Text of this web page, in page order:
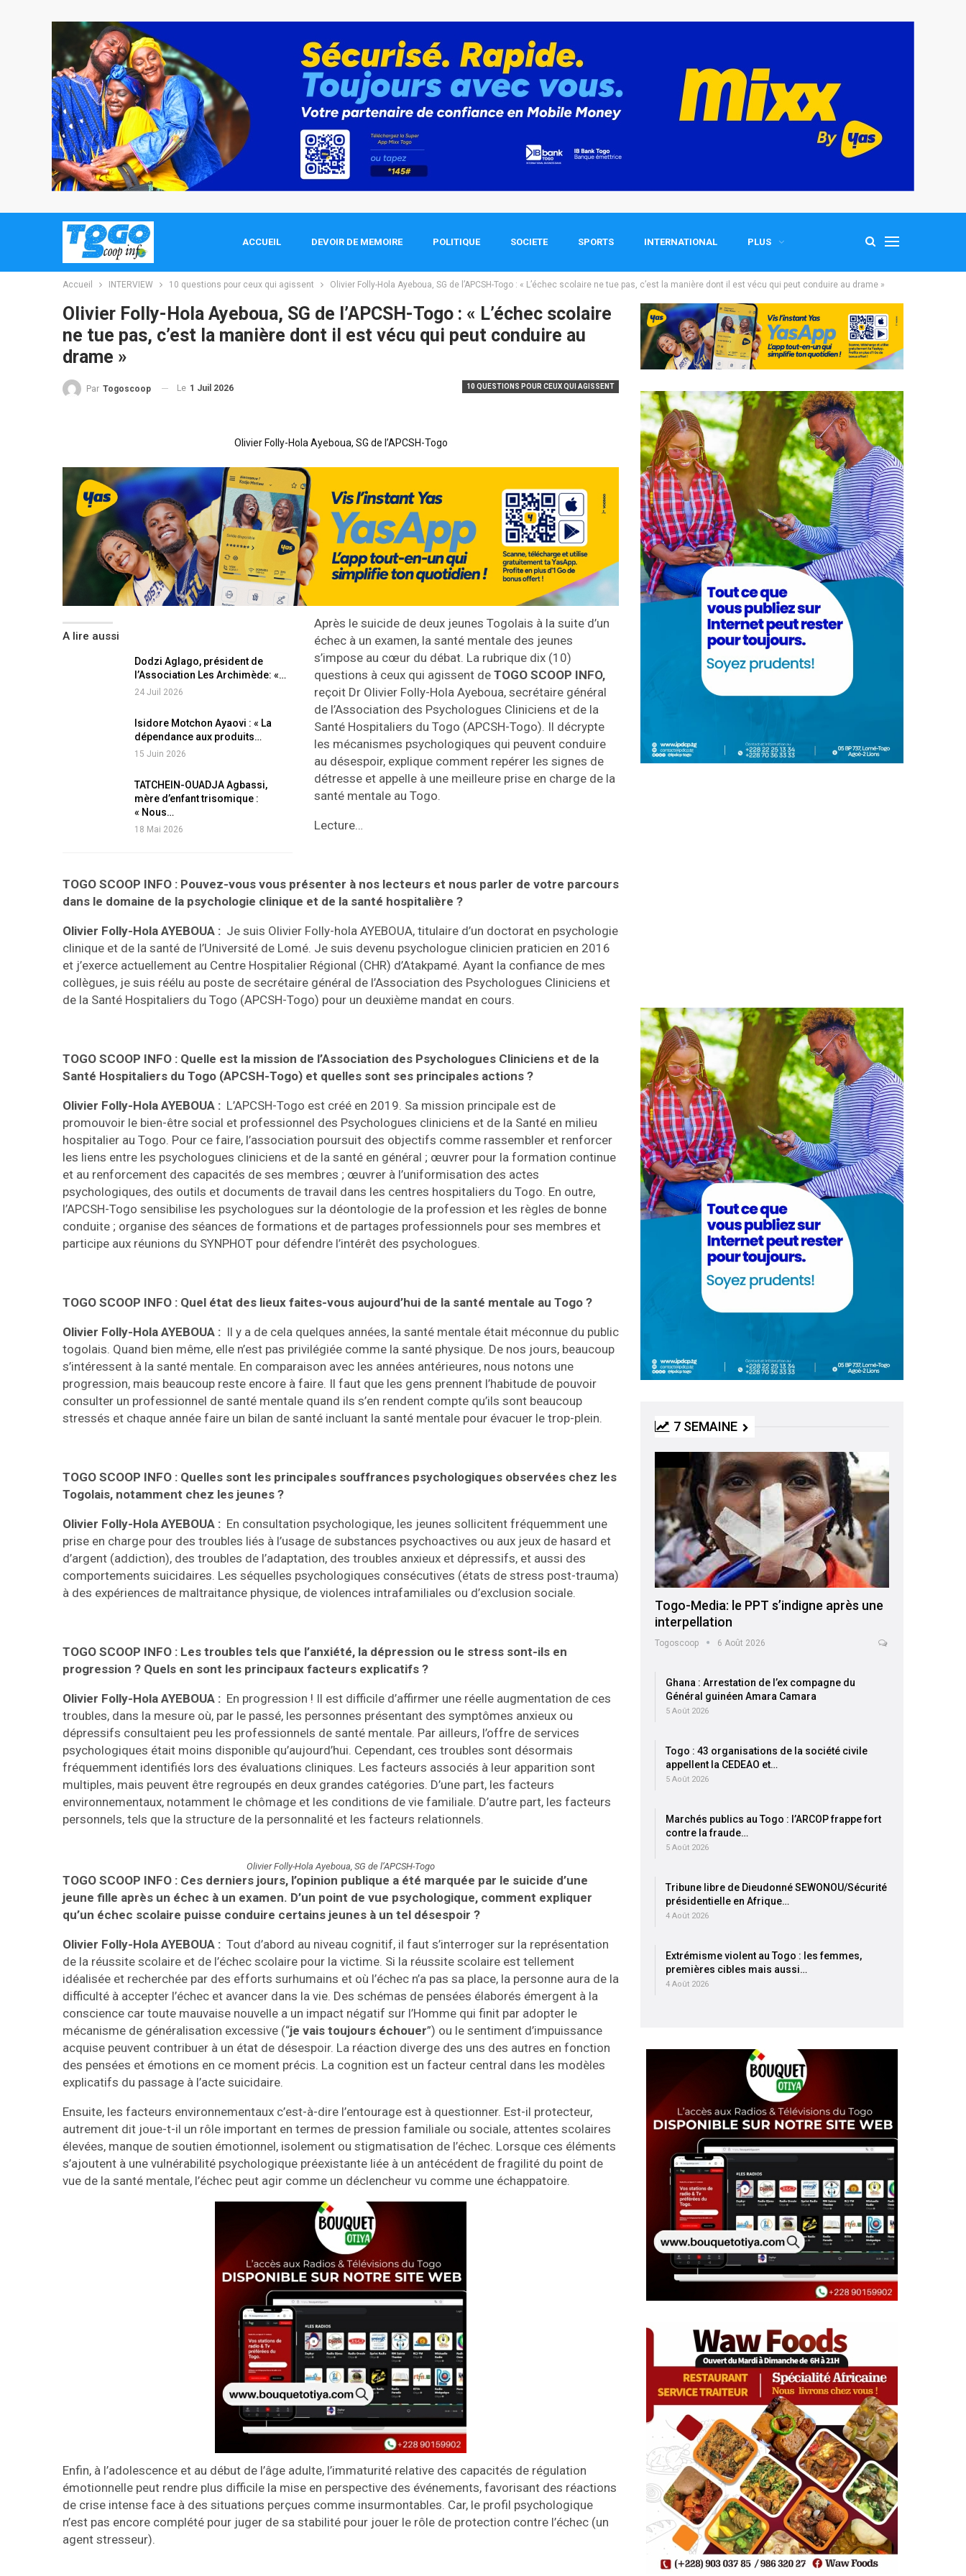
ACCUEIL DEVOIR DE MEMOIRE POLITIQUE SOCIETE SPORTS INTERNATIONAL PLUS
Accueil INTERVIEW 10 questions pour ceux qui agissent Olivier Folly-Hola Ayeboua, SG de l’APCSH-Togo : « L’échec scolaire ne tue pas, c’est la manière dont il est vécu qui peut conduire au drame »
Olivier Folly-Hola Ayeboua, SG de l’APCSH-Togo : « L’échec scolaire
ne tue pas, c’est la manière dont il est vécu qui peut conduire au
drame »
10 QUESTIONS POUR CEUX QUI AGISSENT
Par Togoscoop Le 1 Juil 2026
Olivier Folly-Hola Ayeboua, SG de l’APCSH-Togo
A lire aussi
Dodzi Aglago, président de
l’Association Les Archimède: «…
24 Juil 2026
Isidore Motchon Ayaovi : « La
dépendance aux produits…
15 Juin 2026
TATCHEIN-OUADJA Agbassi,
mère d’enfant trisomique :
« Nous…
18 Mai 2026
Après le suicide de deux jeunes Togolais à la suite d’un
échec à un examen, la santé mentale des jeunes
s’impose au cœur du débat. La rubrique dix (10)
questions à ceux qui agissent de TOGO SCOOP INFO,
reçoit Dr Olivier Folly-Hola Ayeboua, secrétaire général
de l’Association des Psychologues Cliniciens et de la
Santé Hospitaliers du Togo (APCSH-Togo). Il décrypte
les mécanismes psychologiques qui peuvent conduire
au désespoir, explique comment repérer les signes de
détresse et appelle à une meilleure prise en charge de la
santé mentale au Togo.
Lecture…
TOGO SCOOP INFO : Pouvez-vous vous présenter à nos lecteurs et nous parler de votre parcours
dans le domaine de la psychologie clinique et de la santé hospitalière ?
Olivier Folly-Hola AYEBOUA : Je suis Olivier Folly-hola AYEBOUA, titulaire d’un doctorat en psychologie
clinique et de la santé de l’Université de Lomé. Je suis devenu psychologue clinicien praticien en 2016
et j’exerce actuellement au Centre Hospitalier Régional (CHR) d’Atakpamé. Ayant la confiance de mes
collègues, je suis réélu au poste de secrétaire général de l’Association des Psychologues Cliniciens et
de la Santé Hospitaliers du Togo (APCSH-Togo) pour un deuxième mandat en cours.
TOGO SCOOP INFO : Quelle est la mission de l’Association des Psychologues Cliniciens et de la
Santé Hospitaliers du Togo (APCSH-Togo) et quelles sont ses principales actions ?
Olivier Folly-Hola AYEBOUA : L’APCSH-Togo est créé en 2019. Sa mission principale est de
promouvoir le bien-être social et professionnel des Psychologues cliniciens et de la Santé en milieu
hospitalier au Togo. Pour ce faire, l’association poursuit des objectifs comme rassembler et renforcer
les liens entre les psychologues cliniciens et de la santé en général ; œuvrer pour la formation continue
et au renforcement des capacités de ses membres ; œuvrer à l’uniformisation des actes
psychologiques, des outils et documents de travail dans les centres hospitaliers du Togo. En outre,
l’APCSH-Togo sensibilise les psychologues sur la déontologie de la profession et les règles de bonne
conduite ; organise des séances de formations et de partages professionnels pour ses membres et
participe aux réunions du SYNPHOT pour défendre l’intérêt des psychologues.
TOGO SCOOP INFO : Quel état des lieux faites-vous aujourd’hui de la santé mentale au Togo ?
Olivier Folly-Hola AYEBOUA : Il y a de cela quelques années, la santé mentale était méconnue du public
togolais. Quand bien même, elle n’est pas privilégiée comme la santé physique. De nos jours, beaucoup
s’intéressent à la santé mentale. En comparaison avec les années antérieures, nous notons une
progression, mais beaucoup reste encore à faire. Il faut que les gens prennent l’habitude de pouvoir
consulter un professionnel de santé mentale quand ils s’en rendent compte qu’ils sont beaucoup
stressés et chaque année faire un bilan de santé incluant la santé mentale pour évacuer le trop-plein.
TOGO SCOOP INFO : Quelles sont les principales souffrances psychologiques observées chez les
Togolais, notamment chez les jeunes ?
Olivier Folly-Hola AYEBOUA : En consultation psychologique, les jeunes sollicitent fréquemment une
prise en charge pour des troubles liés à l’usage de substances psychoactives ou aux jeux de hasard et
d’argent (addiction), des troubles de l’adaptation, des troubles anxieux et dépressifs, et aussi des
comportements suicidaires. Les séquelles psychologiques consécutives (états de stress post-trauma)
à des expériences de maltraitance physique, de violences intrafamiliales ou d’exclusion sociale.
TOGO SCOOP INFO : Les troubles tels que l’anxiété, la dépression ou le stress sont-ils en
progression ? Quels en sont les principaux facteurs explicatifs ?
Olivier Folly-Hola AYEBOUA : En progression ! Il est difficile d’affirmer une réelle augmentation de ces
troubles, dans la mesure où, par le passé, les personnes présentant des symptômes anxieux ou
dépressifs consultaient peu les professionnels de santé mentale. Par ailleurs, l’offre de services
psychologiques était moins disponible qu’aujourd’hui. Cependant, ces troubles sont désormais
fréquemment identifiés lors des évaluations cliniques. Les facteurs associés à leur apparition sont
multiples, mais peuvent être regroupés en deux grandes catégories. D’une part, les facteurs
environnementaux, notamment le chômage et les conditions de vie familiale. D’autre part, les facteurs
personnels, tels que la structure de la personnalité et les facteurs relationnels.
Olivier Folly-Hola Ayeboua, SG de l’APCSH-Togo
TOGO SCOOP INFO : Ces derniers jours, l’opinion publique a été marquée par le suicide d’une
jeune fille après un échec à un examen. D’un point de vue psychologique, comment expliquer
qu’un échec scolaire puisse conduire certains jeunes à un tel désespoir ?
Olivier Folly-Hola AYEBOUA : Tout d’abord au niveau cognitif, il faut s’interroger sur la représentation
de la réussite scolaire et de l’échec scolaire pour la victime. Si la réussite scolaire est tellement
idéalisée et recherchée par des efforts surhumains et où l’échec n’a pas sa place, la personne aura de la
difficulté à accepter l’échec et avancer dans la vie. Des schémas de pensées élaborés émergent à la
conscience car toute mauvaise nouvelle a un impact négatif sur l’Homme qui finit par adopter le
mécanisme de généralisation excessive (“je vais toujours échouer”) ou le sentiment d’impuissance
acquise peuvent contribuer à un état de désespoir. La réaction diverge des uns des autres en fonction
des pensées et émotions en ce moment précis. La cognition est un facteur central dans les modèles
explicatifs du passage à l’acte suicidaire.
Ensuite, les facteurs environnementaux c’est-à-dire l’entourage est à questionner. Est-il protecteur,
autrement dit joue-t-il un rôle important en termes de pression familiale ou sociale, attentes scolaires
élevées, manque de soutien émotionnel, isolement ou stigmatisation de l’échec. Lorsque ces éléments
s’ajoutent à une vulnérabilité psychologique préexistante liée à un antécédent de fragilité du point de
vue de la santé mentale, l’échec peut agir comme un déclencheur vu comme une échappatoire.
Enfin, à l’adolescence et au début de l’âge adulte, l’immaturité relative des capacités de régulation
émotionnelle peut rendre plus difficile la mise en perspective des événements, favorisant des réactions
de crise intense face à des situations perçues comme insurmontables. Car, le profil psychologique
n’est pas encore complété pour juger de sa stabilité pour jouer le rôle de protection contre l’échec (un
agent stresseur).
7 SEMAINE
Togo-Media: le PPT s’indigne après une
interpellation
Togoscoop 6 Août 2026
Ghana : Arrestation de l’ex compagne du
Général guinéen Amara Camara
5 Août 2026
Togo : 43 organisations de la société civile
appellent la CEDEAO et…
5 Août 2026
Marchés publics au Togo : l’ARCOP frappe fort
contre la fraude…
5 Août 2026
Tribune libre de Dieudonné SEWONOU/Sécurité
présidentielle en Afrique…
4 Août 2026
Extrémisme violent au Togo : les femmes,
premières cibles mais aussi…
4 Août 2026